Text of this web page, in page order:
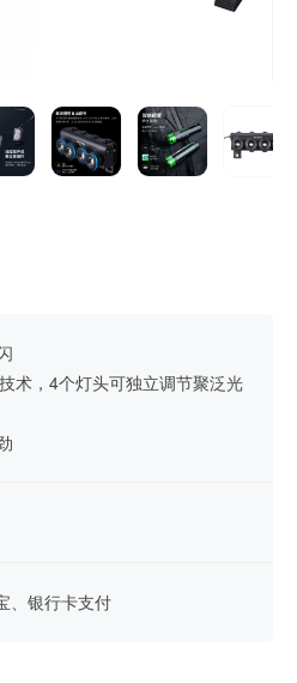
术，4个灯头可独立调节聚泛光
、银行卡支付